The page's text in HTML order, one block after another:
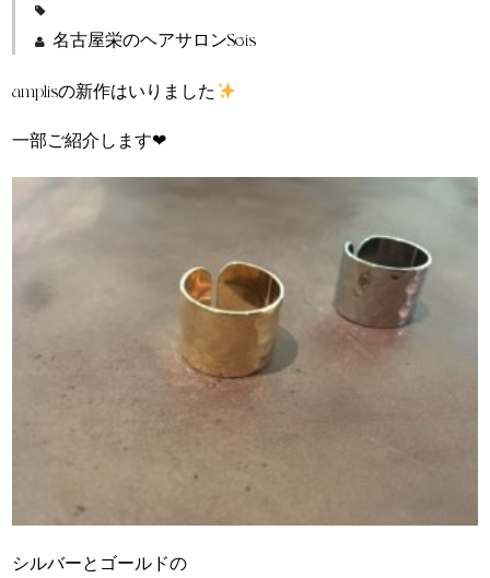
名古屋栄のヘアサロンSeis
amplisの新作はいりました
一部ご紹介します❤︎
シルバーとゴールドの